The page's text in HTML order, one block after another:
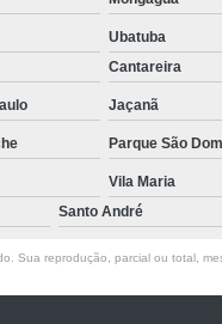
Ubatuba
Cantareira
Jaçanã
Parque São
Vila Maria
Santo André
Sua reprodução, parcial ou total,